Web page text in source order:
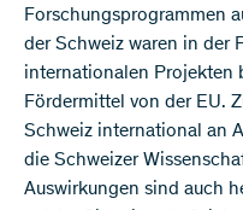
Forschungsprogrammen
der Schweiz waren in der
internationalen Projekten
Fördermittel von der EU.
Schweiz international an
die Schweizer
Auswirkungen sind auch